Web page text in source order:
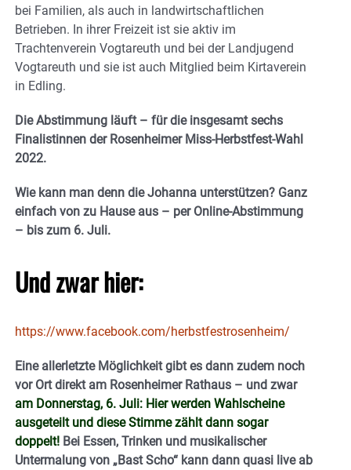
bei Familien, als auch in landwirtschaftlichen
Betrieben. In ihrer Freizeit ist sie aktiv im
Trachtenverein Vogtareuth und bei der Landjugend
Vogtareuth und sie ist auch Mitglied beim Kirtaverein
in Edling.
Die Abstimmung läuft – für die insgesamt sechs
Finalistinnen der Rosenheimer Miss-Herbstfest-Wahl
2022.
Wie kann man denn die Johanna unterstützen? Ganz
einfach von zu Hause aus – per Online-Abstimmung
– bis zum 6. Juli.
Und zwar hier:
https://www.facebook.com/herbstfestrosenheim/
Eine allerletzte Möglichkeit gibt es dann zudem noch
vor Ort direkt am Rosenheimer Rathaus – und zwar
am Donnerstag, 6. Juli: Hier werden Wahlscheine
ausgeteilt und diese Stimme zählt dann sogar
doppelt! Bei Essen, Trinken und musikalischer
Untermalung von „Bast Scho“ kann dann quasi live ab